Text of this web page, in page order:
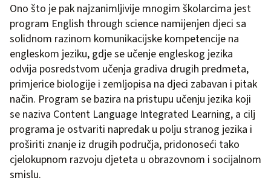
Ono što je pak najzanimljivije mnogim školarcima jest
program English through science namijenjen djeci sa
solidnom razinom komunikacijske kompetencije na
engleskom jeziku, gdje se učenje engleskog jezika
odvija posredstvom učenja gradiva drugih predmeta,
primjerice biologije i zemljopisa na djeci zabavan i pitak
način. Program se bazira na pristupu učenju jezika koji
se naziva Content Language Integrated Learning, a cilj
programa je ostvariti napredak u polju stranog jezika i
proširiti znanje iz drugih područja, pridonoseći tako
cjelokupnom razvoju djeteta u obrazovnom i socijalnom
smislu.